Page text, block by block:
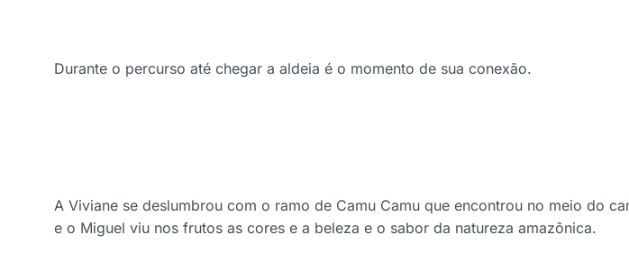
Durante o percurso até chegar a aldeia é o momento de sua conexão.
A Viviane se deslumbrou com o ramo de Camu Camu que encontrou no meio do
e o Miguel viu nos frutos as cores e a beleza e o sabor da natureza amazônica.